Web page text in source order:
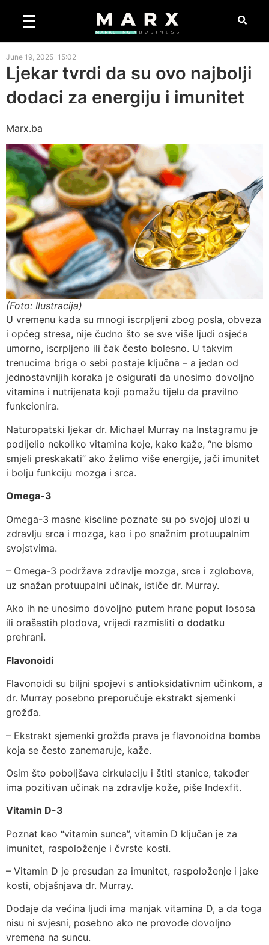
June 19, 2025 15:02
Ljekar tvrdi da su ovo najbolji
dodaci za energiju i imunitet
Marx.ba
(Foto: Ilustracija)
U vremenu kada su mnogi iscrpljeni zbog posla, obveza
i općeg stresa, nije čudno što se sve više ljudi osjeća
umorno, iscrpljeno ili čak često bolesno. U takvim
trenucima briga o sebi postaje ključna – a jedan od
jednostavnijih koraka je osigurati da unosimo dovoljno
vitamina i nutrijenata koji pomažu tijelu da pravilno
funkcionira.
Naturopatski ljekar dr. Michael Murray na Instagramu je
podijelio nekoliko vitamina koje, kako kaže, “ne bismo
smjeli preskakati” ako želimo više energije, jači imunitet
i bolju funkciju mozga i srca.
Omega-3
Omega-3 masne kiseline poznate su po svojoj ulozi u
zdravlju srca i mozga, kao i po snažnim protuupalnim
svojstvima.
– Omega-3 podržava zdravlje mozga, srca i zglobova,
uz snažan protuupalni učinak, ističe dr. Murray.
Ako ih ne unosimo dovoljno putem hrane poput lososa
ili orašastih plodova, vrijedi razmisliti o dodatku
prehrani.
Flavonoidi
Flavonoidi su biljni spojevi s antioksidativnim učinkom, a
dr. Murray posebno preporučuje ekstrakt sjemenki
grožđa.
– Ekstrakt sjemenki grožđa prava je flavonoidna bomba
koja se često zanemaruje, kaže.
Osim što poboljšava cirkulaciju i štiti stanice, također
ima pozitivan učinak na zdravlje kože, piše Indexfit.
Vitamin D-3
Poznat kao “vitamin sunca”, vitamin D ključan je za
imunitet, raspoloženje i čvrste kosti.
– Vitamin D je presudan za imunitet, raspoloženje i jake
kosti, objašnjava dr. Murray.
Dodaje da većina ljudi ima manjak vitamina D, a da toga
nisu ni svjesni, posebno ako ne provode dovoljno
vremena na suncu.